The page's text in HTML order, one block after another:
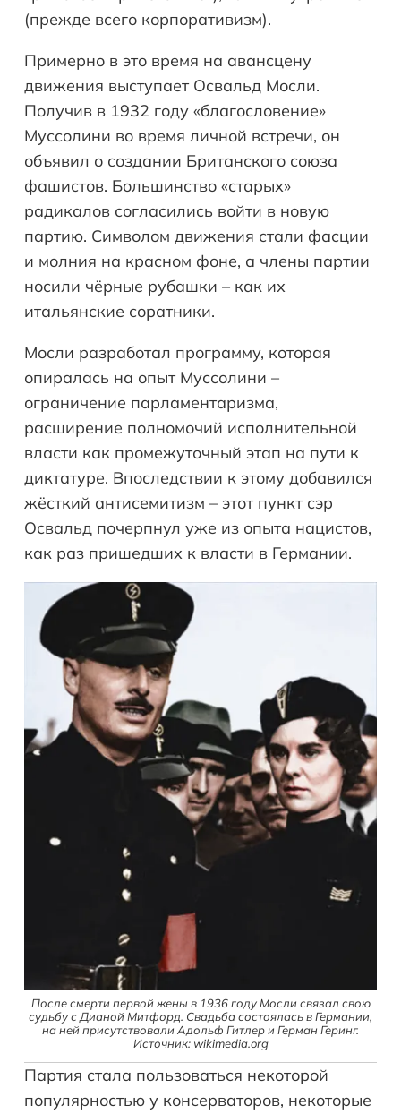
(прежде всего корпоративизм).
Примерно в это время на авансцену
движения выступает Освальд Мосли.
Получив в 1932 году «благословение»
Муссолини во время личной встречи, он
объявил о создании Британского союза
фашистов. Большинство «старых»
радикалов согласились войти в новую
партию. Символом движения стали фасции
и молния на красном фоне, а члены партии
носили чёрные рубашки – как их
итальянские соратники.
Мосли разработал программу, которая
опиралась на опыт Муссолини –
ограничение парламентаризма,
расширение полномочий исполнительной
власти как промежуточный этап на пути к
диктатуре. Впоследствии к этому добавился
жёсткий антисемитизм – этот пункт сэр
Освальд почерпнул уже из опыта нацистов,
как раз пришедших к власти в Германии.
После смерти первой жены в 1936 году Мосли связал свою
судьбу с Дианой Митфорд. Свадьба состоялась в Германии,
на ней присутствовали Адольф Гитлер и Герман Геринг.
Источник: wikimedia.org
Партия стала пользоваться некоторой
популярностью у консерваторов, некоторые